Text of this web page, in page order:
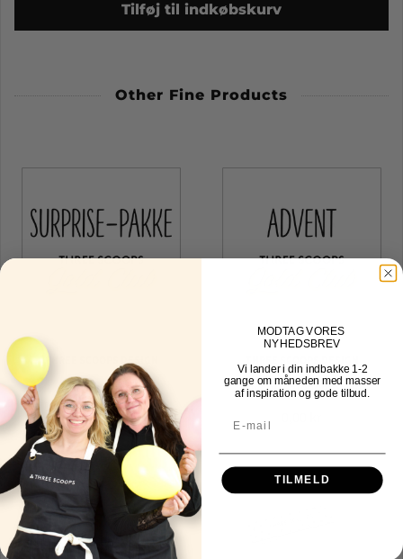
Tilføj til indkøbskurv
Other Fine Products
THREE SCOOPS DESIGN
Surprisepakke
0,00 kr
Adventskalenderpakke
MODTAG VORES
NYHEDSBREV
Vi lander i din indbakke 1-2
gange om måneden med masser
af inspiration og gode tilbud.
TILMELD